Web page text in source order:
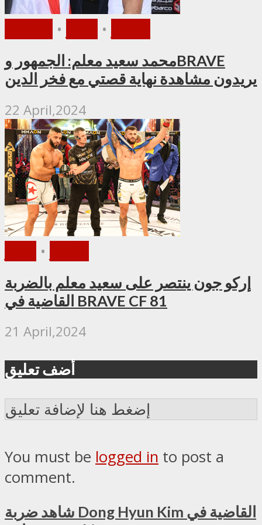
•
•
محمد سعيد معلم: الجمهور وBRAVE
يريدون مشاهدة نهاية قصتي مع فخر الدين
22 April,2024
•
إركو جون ينتصر على سعيد معلم بالضربة
القاضية في BRAVE CF 81
21 April,2024
أضف تعليق
إضغط هنا لإضافة تعليق
You must be logged in to post a
comment.
شاهد ضربة Dong Hyun Kim القاضية في